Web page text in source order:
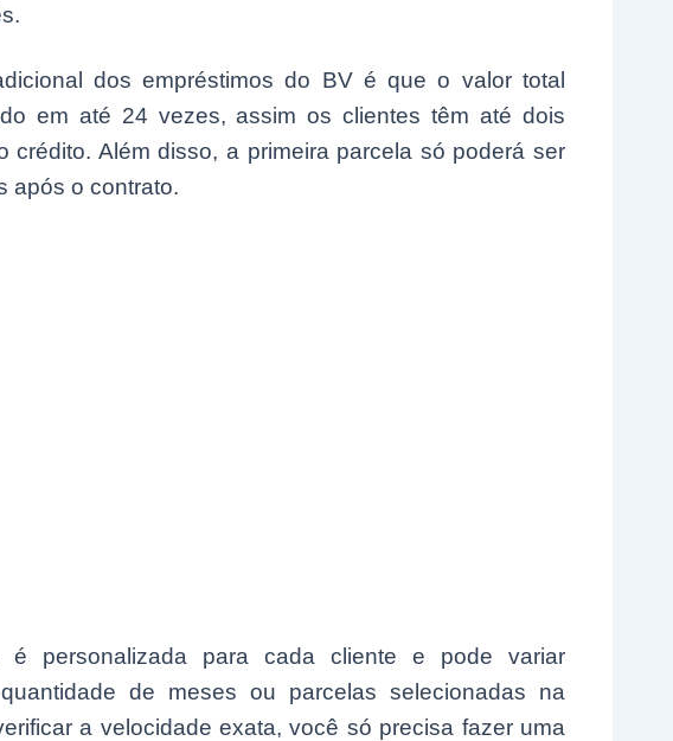
dos empréstimos do BV é que o valor total
em até 24 vezes, assim os clientes têm até dois
crédito. Além disso, a primeira parcela só poderá ser
após o contrato.
personalizada para cada cliente e pode variar
de meses ou parcelas selecionadas na
a velocidade exata, você só precisa fazer uma